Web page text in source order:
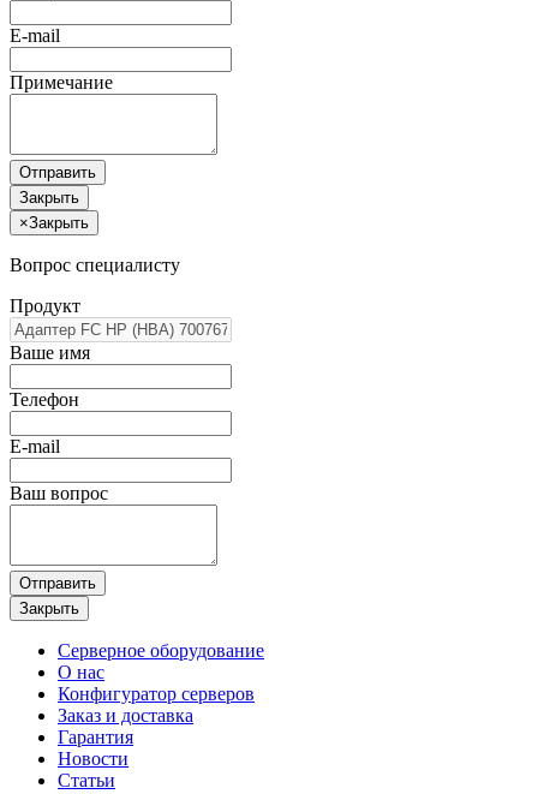
E-mail
Примечание
Отправить
Закрыть
×Закрыть
Вопрос специалисту
Продукт
Ваше имя
Телефон
E-mail
Ваш вопрос
Отправить
Закрыть
Серверное оборудование
О нас
Конфигуратор серверов
Заказ и доставка
Гарантия
Новости
Статьи